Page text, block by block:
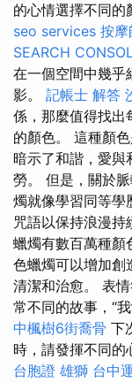
的心情選擇不同的
seo services 按摩
SEARCH
在一個空間中幾乎
影。 記帳士 解答
係，那麼值得找出
的顏色。 這種顏
暗示了和諧，愛與
勞。 但是，關於
燭就像學習同等學
咒語以保持浪漫持
蠟燭有數百萬種顏
色蠟燭可以增加創
清潔和治愈。 表
常不同的故事，“
中楓樹6街喬骨 下
時，請發揮不同的
台胞證 雄獅 台中